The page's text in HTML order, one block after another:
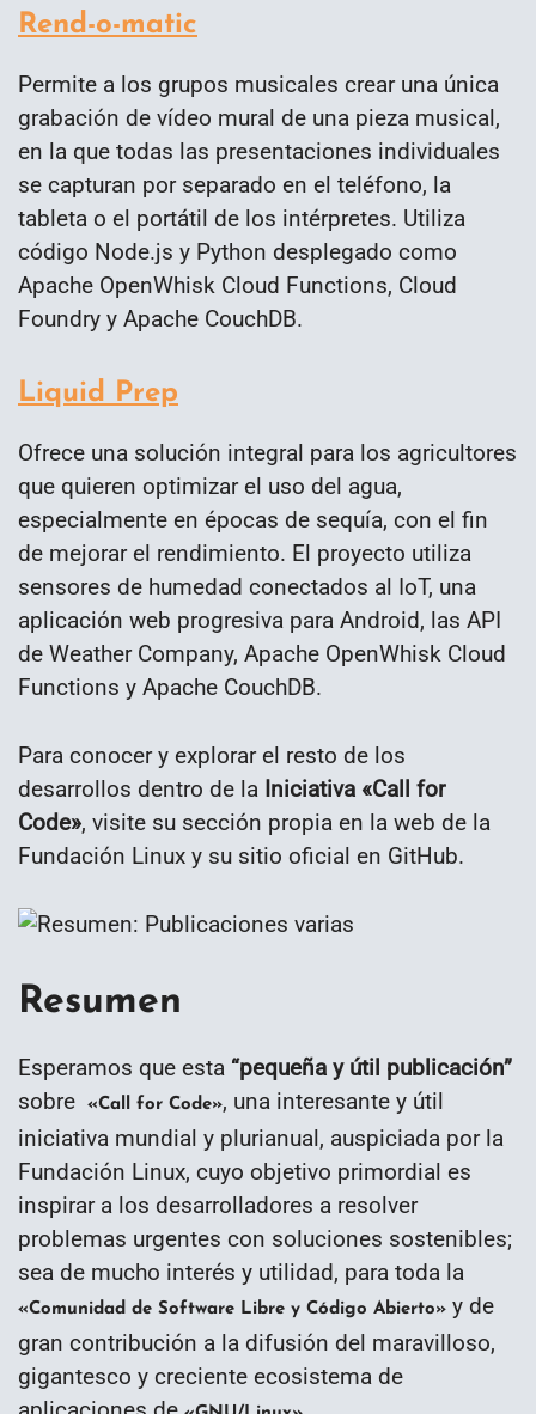
Rend-o-matic
Permite a los grupos musicales crear una única
grabación de vídeo mural de una pieza musical,
en la que todas las presentaciones individuales
se capturan por separado en el teléfono, la
tableta o el portátil de los intérpretes. Utiliza
código Node.js y Python desplegado como
Apache OpenWhisk Cloud Functions, Cloud
Foundry y Apache CouchDB.
Liquid Prep
Ofrece una solución integral para los agricultores
que quieren optimizar el uso del agua,
especialmente en épocas de sequía, con el fin
de mejorar el rendimiento. El proyecto utiliza
sensores de humedad conectados al IoT, una
aplicación web progresiva para Android, las API
de Weather Company, Apache OpenWhisk Cloud
Functions y Apache CouchDB.
Para conocer y explorar el resto de los
desarrollos dentro de la Iniciativa «Call for
Code», visite su sección propia en la web de la
Fundación Linux y su sitio oficial en GitHub.
Resumen
Esperamos que esta “pequeña y útil publicación”
sobre
«Call for Code», una interesante y útil
iniciativa mundial y plurianual, auspiciada por la
Fundación Linux, cuyo objetivo primordial es
inspirar a los desarrolladores a resolver
problemas urgentes con soluciones sostenibles;
sea de mucho interés y utilidad, para toda la
«Comunidad de Software Libre y Código Abierto» y de
gran contribución a la difusión del maravilloso,
gigantesco y creciente ecosistema de